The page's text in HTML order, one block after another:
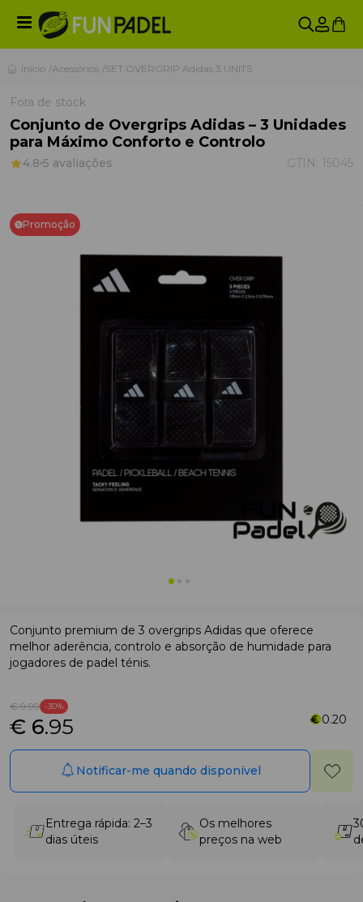
Início Acessórios SET OVERGRIP Adidas 3 UNITS
Fora de stock
Conjunto de Overgrips Adidas – 3 Unidades
para Máximo Conforto e Controlo
4.8 5 avaliações GTIN: 15045
Promoção
Conjunto premium de 3 overgrips Adidas que oferece
melhor aderência, controlo e absorção de humidade para
jogadores de padel ténis.
€ 9.99 -30%
€ 6.95 0.20
Notificar-me quando disponível
Entrega rápida: 2–3
dias úteis
Os melhores
preços na web